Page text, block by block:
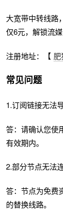
大宽带中转线路
仅6元，解锁流
注册地址：【
常见问题
1.订阅链接无法
答：请确认您使
有效期内。
2.部分节点无法
答：节点为免费
的替换线路。